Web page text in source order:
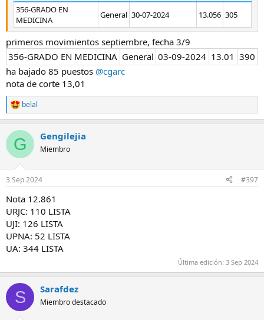
356-GRADO EN
MEDICINA
General 30-07-2024 13.056 305
primeros movimientos septiembre, fecha 3/9
356-GRADO EN MEDICINA General 03-09-2024 13.01 390
ha bajado 85 puestos @cgarc
nota de corte 13,01
R
e
c
i
e
:
belal
G Gengilejia
Miembro
3 Sep 2024 #397
Nota 12.861
URJC: 110 LISTA
UJI: 126 LISTA
UPNA: 52 LISTA
UA: 344 LISTA
Última edición: 3 Sep 2024
S Sarafdez
Miembro destacado